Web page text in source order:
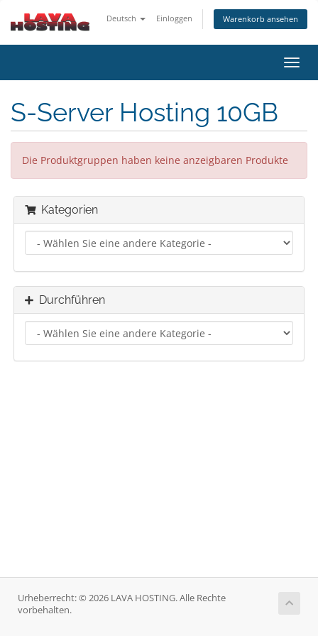
Deutsch Einloggen Warenkorb ansehen
ein-/
S-Server Hosting 10GB
Die Produktgruppen haben keine anzeigbaren Produkte
Kategorien
Durchführen
Urheberrecht: © 2026 LAVA HOSTING. Alle Rechte
vorbehalten.